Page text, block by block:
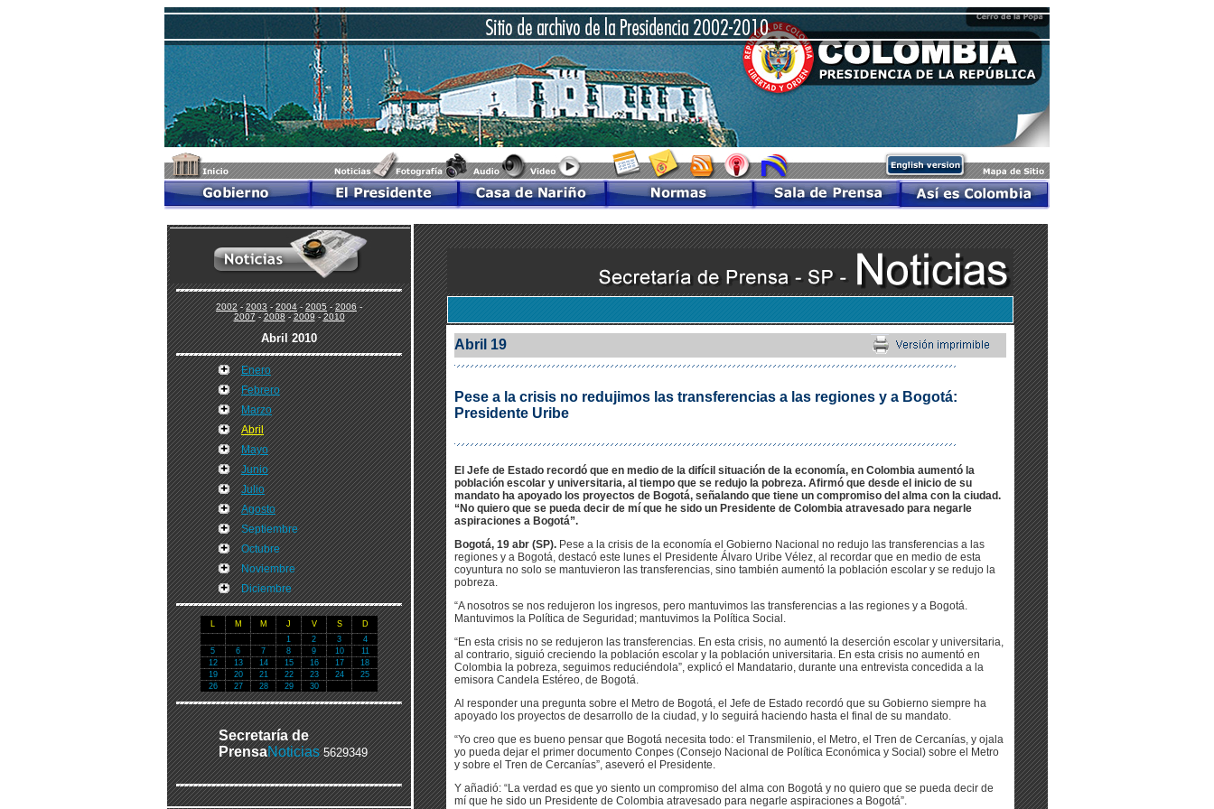
2002-2003-2004-2005-2006-
2007-2008-2009-2010
Abril 2010
Enero
Febrero
Marzo
Abril
Mayo
Junio
Julio
Agosto
Septiembre
Octubre
Noviembre
Diciembre
L M M J V S
D
1
2 3
4
5
6 7 8 9 10
11
12
13 14 15 16 17
18
19
20 21 22 23 24
25
26
27 28 29 30
Secretaría de
PrensaNoticias 5629349
Abril 19
Pese a la crisis no redujimos las transferencias a las regiones y a Bogotá:
Presidente Uribe
El Jefe de Estado recordó que en medio de la difícil situación de la economía, en Colombia aumentó la
población escolar y universitaria, al tiempo que se redujo la pobreza. Afirmó que desde el inicio de su
mandato ha apoyado los proyectos de Bogotá, señalando que tiene un compromiso del alma con la ciudad.
“No quiero que se pueda decir de mí que he sido un Presidente de Colombia atravesado para negarle
aspiraciones a Bogotá”.
Bogotá, 19 abr (SP). Pese a la crisis de la economía el Gobierno Nacional no redujo las transferencias a las
regiones y a Bogotá, destacó este lunes el Presidente Álvaro Uribe Vélez, al recordar que en medio de esta
coyuntura no solo se mantuvieron las transferencias, sino también aumentó la población escolar y se redujo la
pobreza.
“A nosotros se nos redujeron los ingresos, pero mantuvimos las transferencias a las regiones y a Bogotá.
Mantuvimos la Política de Seguridad; mantuvimos la Política Social.
“En esta crisis no se redujeron las transferencias. En esta crisis, no aumentó la deserción escolar y universitaria,
al contrario, siguió creciendo la población escolar y la población universitaria. En esta crisis no aumentó en
Colombia la pobreza, seguimos reduciéndola”, explicó el Mandatario, durante una entrevista concedida a la
emisora Candela Estéreo, de Bogotá.
Al responder una pregunta sobre el Metro de Bogotá, el Jefe de Estado recordó que su Gobierno siempre ha
apoyado los proyectos de desarrollo de la ciudad, y lo seguirá haciendo hasta el final de su mandato.
“Yo creo que es bueno pensar que Bogotá necesita todo: el Transmilenio, el Metro, el Tren de Cercanías, y ojala
yo pueda dejar el primer documento Conpes (Consejo Nacional de Política Económica y Social) sobre el Metro
y sobre el Tren de Cercanías”, aseveró el Presidente.
Y añadió: “La verdad es que yo siento un compromiso del alma con Bogotá y no quiero que se pueda decir de
mí que he sido un Presidente de Colombia atravesado para negarle aspiraciones a Bogotá”.